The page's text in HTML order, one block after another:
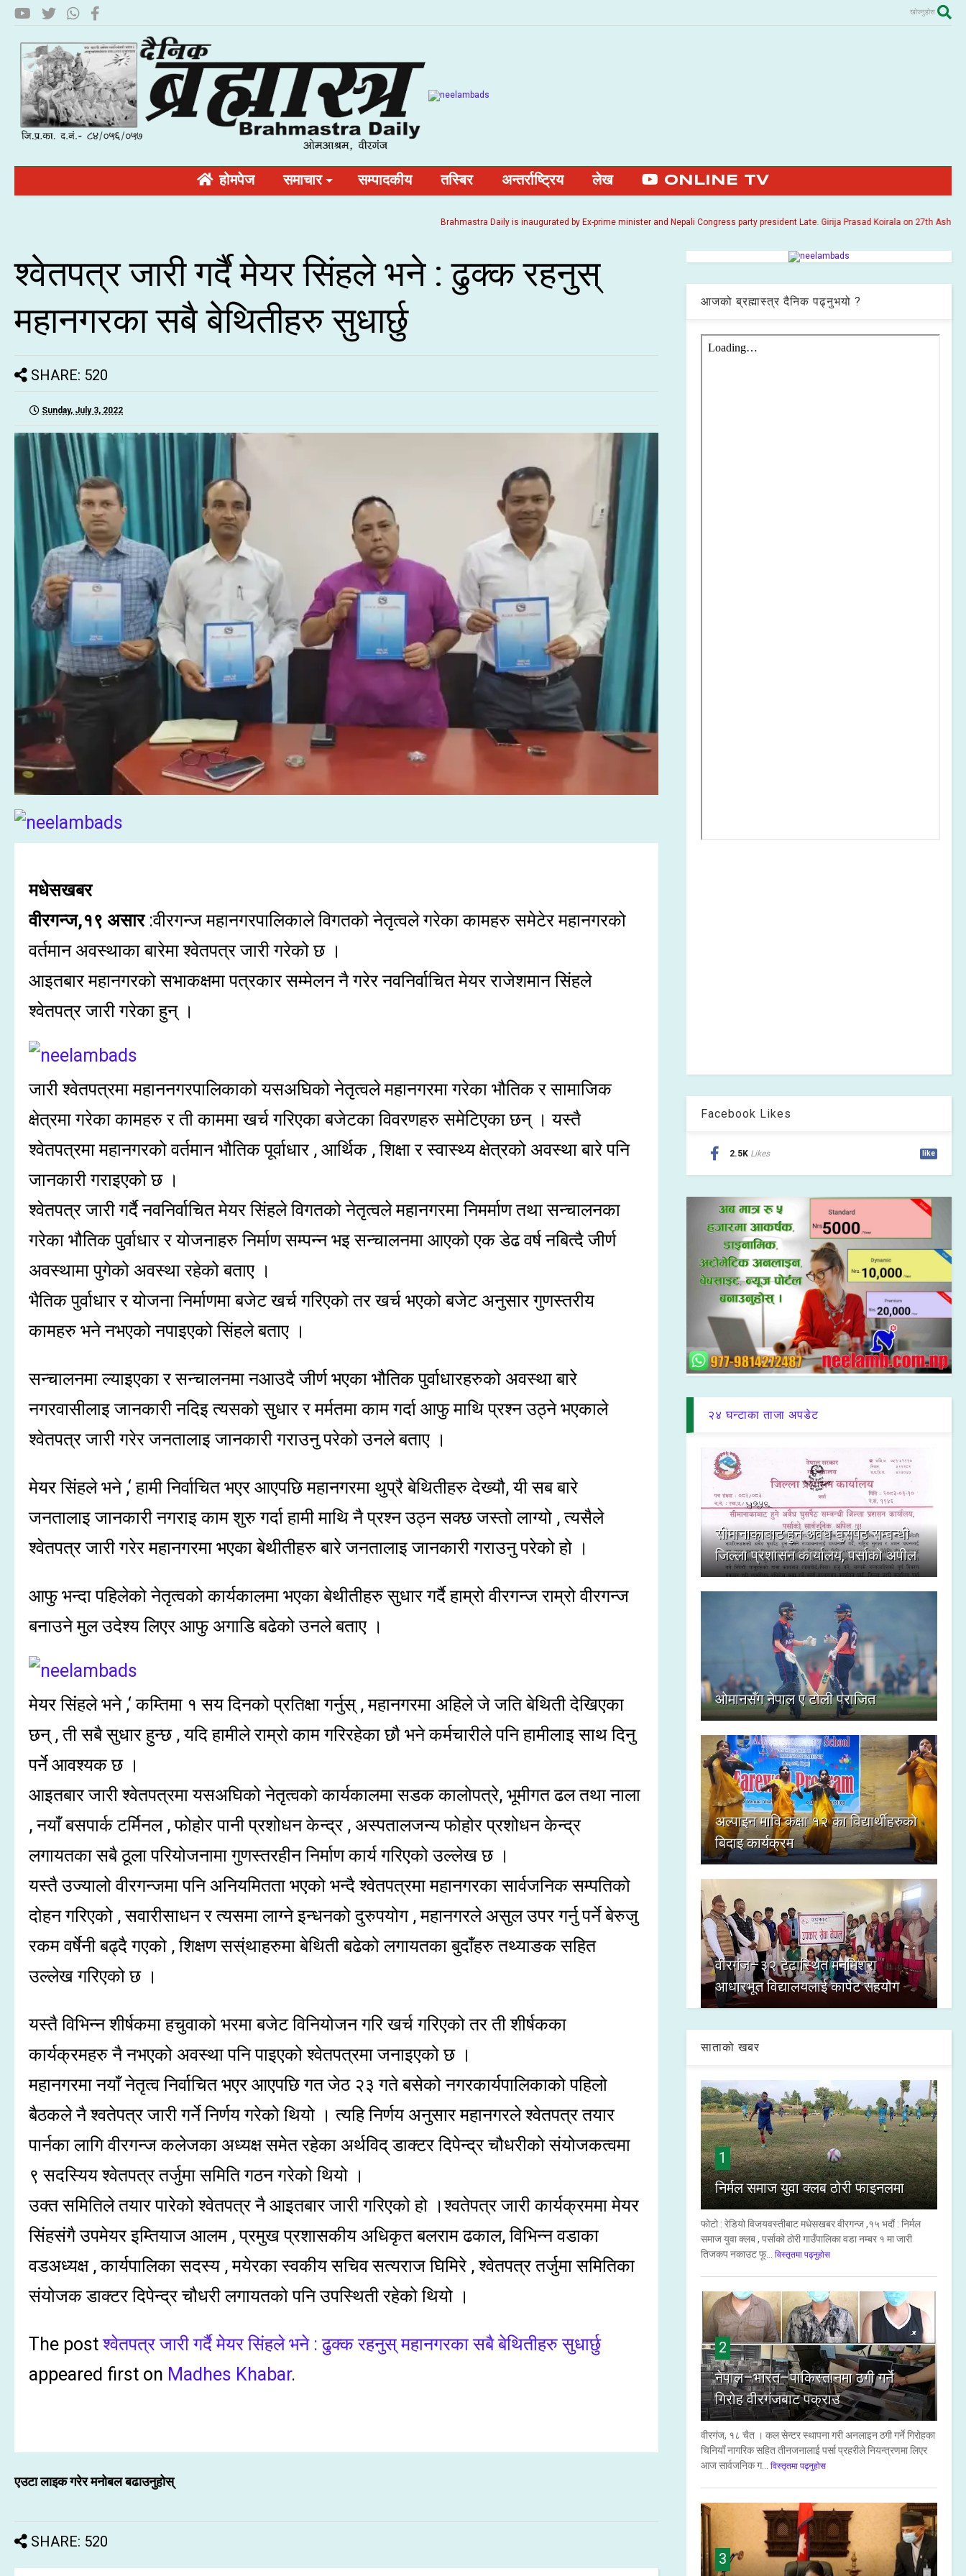
खोज्नुहोस
होमपेज समाचार सम्पादकीय तस्बिर अन्तर्राष्ट्रिय लेख ONLINE TV
Brahmastra Daily is inaugurated by Ex-prime minister and Nepali Congress party president Late. Girija Prasad Koirala on 27th Ashoj
श्वेतपत्र जारी गर्दै मेयर सिंहले भने : ढुक्क रहनुस्
महानगरका सबै बेथितीहरु सुधार्छु
SHARE: 520
Sunday, July 3, 2022
मधेसखबर
वीरगन्ज,१९ असार:वीरगन्ज महानगरपालिकाले विगतको नेतृत्वले गरेका कामहरु समेटेर महानगरको
वर्तमान अवस्थाका बारेमा श्वेतपत्र जारी गरेको छ ।
आइतबार महानगरको सभाकक्षमा पत्रकार सम्मेलन नै गरेर नवनिर्वाचित मेयर राजेशमान सिंहले
श्वेतपत्र जारी गरेका हुन् ।
जारी श्वेतपत्रमा महाननगरपालिकाको यसअघिको नेतृत्वले महानगरमा गरेका भौतिक र सामाजिक
क्षेत्रमा गरेका कामहरु र ती काममा खर्च गरिएका बजेटका विवरणहरु समेटिएका छन् । यस्तै
श्वेतपत्रमा महानगरको वर्तमान भौतिक पूर्वाधार , आर्थिक , शिक्षा र स्वास्थ्य क्षेत्रको अवस्था बारे पनि
जानकारी गराइएको छ ।
श्वेतपत्र जारी गर्दै नवनिर्वाचित मेयर सिंहले विगतको नेतृत्वले महानगरमा निमर्माण तथा सन्चालनका
गरेका भौतिक पुर्वाधार र योजनाहरु निर्माण सम्पन्न भइ सन्चालनमा आएको एक डेढ वर्ष नबित्दै जीर्ण
अवस्थामा पुगेको अवस्था रहेको बताए ।
भैतिक पुर्वाधार र योजना निर्माणमा बजेट खर्च गरिएको तर खर्च भएको बजेट अनुसार गुणस्तरीय
कामहरु भने नभएको नपाइएको सिंहले बताए ।
सन्चालनमा ल्याइएका र सन्चालनमा नआउदै जीर्ण भएका भौतिक पुर्वाधारहरुको अवस्था बारे
नगरवासीलाइ जानकारी नदिइ त्यसको सुधार र मर्मतमा काम गर्दा आफु माथि प्रश्न उठ्ने भएकाले
श्वेतपत्र जारी गरेर जनतालाइ जानकारी गराउनु परेको उनले बताए ।
मेयर सिंहले भने ,‘ हामी निर्वाचित भएर आएपछि महानगरमा थुप्रै बेथितीहरु देख्यौ, यी सब बारे
जनतालाइ जानकारी नगराइ काम शुरु गर्दा हामी माथि नै प्रश्न उठ्न सक्छ जस्तो लाग्यो , त्यसैले
श्वेतपत्र जारी गरेर महानगरमा भएका बेथीतीहरु बारे जनतालाइ जानकारी गराउनु परेको हो ।
आफु भन्दा पहिलेको नेतृत्वको कार्यकालमा भएका बेथीतीहरु सुधार गर्दै हाम्रो वीरगन्ज राम्रो वीरगन्ज
बनाउने मुल उदेश्य लिएर आफु अगाडि बढेको उनले बताए ।
मेयर सिंहले भने ,‘ कम्तिमा १ सय दिनको प्रतिक्षा गर्नुस् , महानगरमा अहिले जे जति बेथिती देखिएका
छन् , ती सबै सुधार हुन्छ , यदि हामीले राम्रो काम गरिरहेका छौ भने कर्मचारीले पनि हामीलाइ साथ दिनु
पर्ने आवश्यक छ ।
आइतबार जारी श्वेतपत्रमा यसअघिको नेतृत्वको कार्यकालमा सडक कालोपत्रे, भूमीगत ढल तथा नाला
, नयाँ बसपार्क टर्मिनल , फोहोर पानी प्रशोधन केन्द्र , अस्पतालजन्य फोहोर प्रशोधन केन्द्र
लगायतका सबै ठूला परियोजनामा गुणस्तरहीन निर्माण कार्य गरिएको उल्लेख छ ।
यस्तै उज्यालो वीरगन्जमा पनि अनियमितता भएको भन्दै श्वेतपत्रमा महानगरका सार्वजनिक सम्पतिको
दोहन गरिएको , सवारीसाधन र त्यसमा लाग्ने इन्धनको दुरुपयोग , महानगरले असुल उपर गर्नु पर्ने बेरुजु
रकम वर्षेनी बढ्दै गएको , शिक्षण सस्ंथाहरुमा बेथिती बढेको लगायतका बुदाँहरु तथ्याङक सहित
उल्लेख गरिएको छ ।
यस्तै विभिन्न शीर्षकमा हचुवाको भरमा बजेट विनियोजन गरि खर्च गरिएको तर ती शीर्षकका
कार्यक्रमहरु नै नभएको अवस्था पनि पाइएको श्वेतपत्रमा जनाइएको छ ।
महानगरमा नयाँ नेतृत्व निर्वाचित भएर आएपछि गत जेठ २३ गते बसेको नगरकार्यपालिकाको पहिलो
बैठकले नै श्वतेपत्र जारी गर्ने निर्णय गरेको थियो । त्यहि निर्णय अनुसार महानगरले श्वेतपत्र तयार
पार्नका लागि वीरगन्ज कलेजका अध्यक्ष समेत रहेका अर्थविद् डाक्टर दिपेन्द्र चौधरीको संयोजकत्वमा
९ सदस्यिय श्वेतपत्र तर्जुमा समिति गठन गरेको थियो ।
उक्त समितिले तयार पारेको श्वेतपत्र नै आइतबार जारी गरिएको हो ।श्वतेपत्र जारी कार्यक्रममा मेयर
सिंहसंगै उपमेयर इम्तियाज आलम , प्रमुख प्रशासकीय अधिकृत बलराम ढकाल, विभिन्न वडाका
वडअध्यक्ष , कार्यपालिका सदस्य , मयेरका स्वकीय सचिव सत्यराज घिमिरे , श्वेतपत्र तर्जुमा समितिका
संयोजक डाक्टर दिपेन्द्र चौधरी लगायतको पनि उपस्थिती रहेको थियो ।
The postश्वेतपत्र जारी गर्दै मेयर सिंहले भने : ढुक्क रहनुस् महानगरका सबै बेथितीहरु सुधार्छु
appeared first on Madhes Khabar.
एउटा लाइक गरेर मनोबल बढाउनुहोस्
SHARE: 520
आजको ब्रह्मास्त्र दैनिक पढ्नुभयो ?
Facebook Likes
2.5K Likes like
२४ घन्टाका ताजा अपडेट
सीमानाकाबाट हुने अवैध घुसपैठ सम्बन्धी
जिल्ला प्रशासन कार्यालय, पर्साको अपील
ओमानसँग नेपाल ए टोली पराजित
अल्पाइन मावि कक्षा १२ का विद्यार्थीहरुको
बिदाइ कार्यक्रम
वीरगंज–३२ टेढास्थित मनमिश्रा
आधारभूत विद्यालयलाई कार्पेट सहयोग
साताको खबर
1
निर्मल समाज युवा क्लब ठोरी फाइनलमा
फोटो : रेडियो विजयवस्तीबाट मधेसखबर वीरगन्ज ,१५ भदौं : निर्मल
समाज युवा क्लब , पर्साको ठोरी गाउँपालिका वडा नम्बर १ मा जारी
तिजकप नकाउट फू...
विस्तृतमा पढ्नुहोस
2
नेपाल–भारत–पाकिस्तानमा ठगी गर्ने
गिरोह वीरगंजबाट पक्राउ
वीरगंज, १८ चैत । कल सेन्टर स्थापना गरी अनलाइन ठगी गर्ने गिरोहका
चिनियाँ नागरिक सहित तीनजनालाई पर्सा प्रहरीले नियन्त्रणमा लिएर
आज सार्वजनिक ग...
विस्तृतमा पढ्नुहोस
3